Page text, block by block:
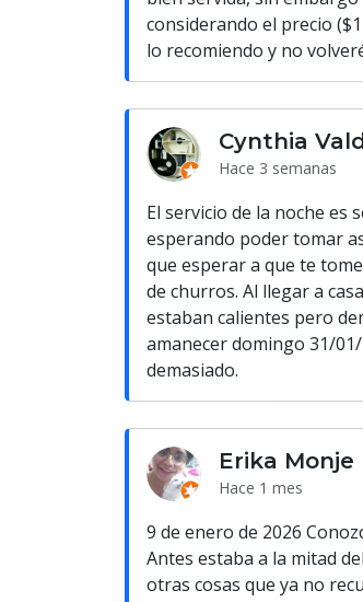
considerando el precio
lo recomiendo y no
Cynthia
Hace 3 semanas
El servicio de la noche es
esperando poder tomar
que esperar a que te
de churros. Al llegar a
estaban calientes pero
amanecer domingo 31/
demasiado.
Erika Monje
Hace 1 mes
9 de enero de 2026
Antes estaba a la mitad
otras cosas que ya no